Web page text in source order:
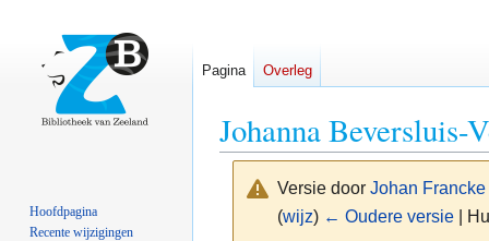
Johanna Beversluis-
Versie door Johan Francke
(wijz) ← Oudere versie|
Pagina Overleg
Hoofdpagina
Recente wijzigingen